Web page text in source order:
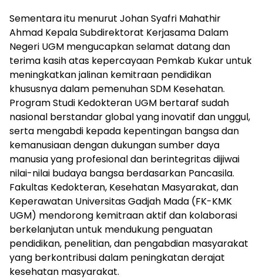
Sementara itu menurut Johan Syafri Mahathir
Ahmad Kepala Subdirektorat Kerjasama Dalam
Negeri UGM mengucapkan selamat datang dan
terima kasih atas kepercayaan Pemkab Kukar untuk
meningkatkan jalinan kemitraan pendidikan
khususnya dalam pemenuhan SDM Kesehatan.
Program Studi Kedokteran UGM bertaraf sudah
nasional berstandar global yang inovatif dan unggul,
serta mengabdi kepada kepentingan bangsa dan
kemanusiaan dengan dukungan sumber daya
manusia yang profesional dan berintegritas dijiwai
nilai-nilai budaya bangsa berdasarkan Pancasila.
Fakultas Kedokteran, Kesehatan Masyarakat, dan
Keperawatan Universitas Gadjah Mada (FK-KMK
UGM) mendorong kemitraan aktif dan kolaborasi
berkelanjutan untuk mendukung penguatan
pendidikan, penelitian, dan pengabdian masyarakat
yang berkontribusi dalam peningkatan derajat
kesehatan masyarakat.